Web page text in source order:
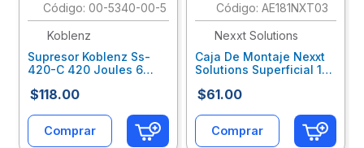
: 00-5340-00-5
Koblenz
Supresor Koblenz Ss-
420-C 420 Joules 6
Switch On/Off
$118.00
Comprar
: AE181NXT03
Nexxt Solutions
Caja De Montaje Nexxt
Solutions Superficial 1
Blanco Nscaccaf001
$61.00
Comprar